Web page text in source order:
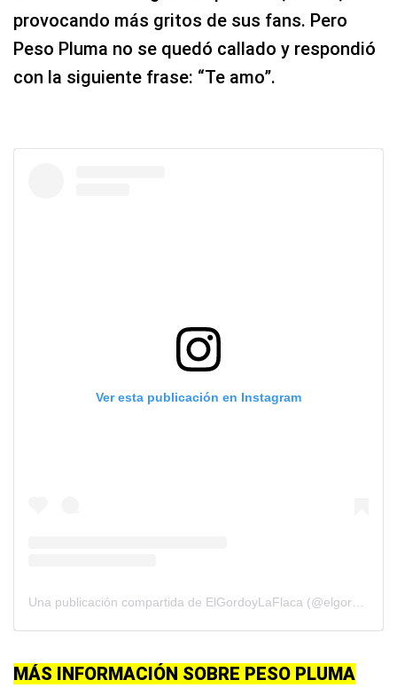
provocando más gritos de sus fans. Pero
Peso Pluma no se quedó callado y respondió
con la siguiente frase: “Te amo”.
Ver esta publicación en Instagram
MÁS INFORMACIÓN SOBRE PESO PLUMA